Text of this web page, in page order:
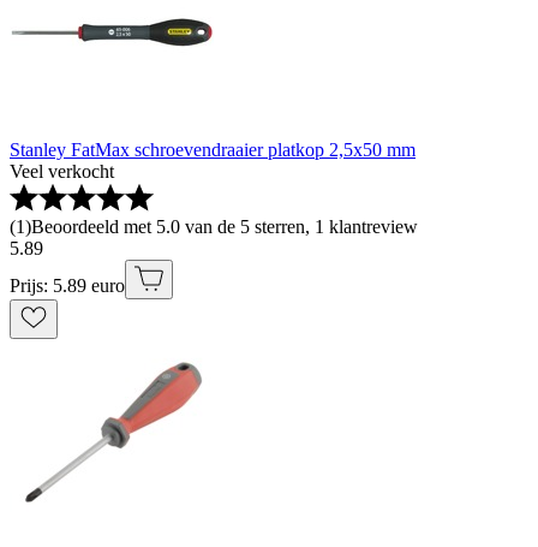
Stanley FatMax schroevendraaier platkop 2,5x50 mm
Veel verkocht
(1)Beoordeeld met 5.0 van de 5 sterren, 1 klantreview
5.89
Prijs: 5.89 euro